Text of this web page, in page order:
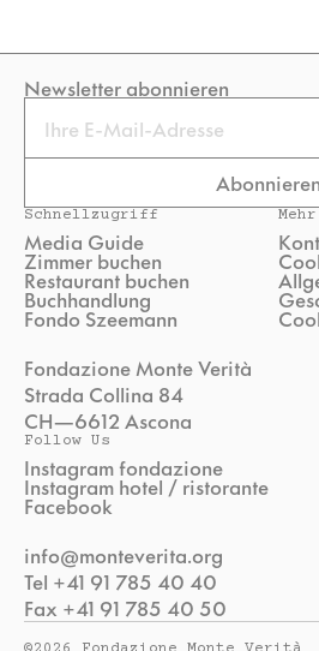
Newsletter abonnieren
Email
Abonnieren
Schnellzugriff
Media Guide
Zimmer buchen
Restaurant buchen
Buchhandlung
Fondo Szeemann
Fondazione Monte Verità
Strada Collina 84
CH—6612 Ascona
Follow Us
Instagram fondazione
Instagram hotel / ristorante
Facebook
info@monteverita.org
Tel +41 91 785 40 40
Fax +41 91 785 40 50